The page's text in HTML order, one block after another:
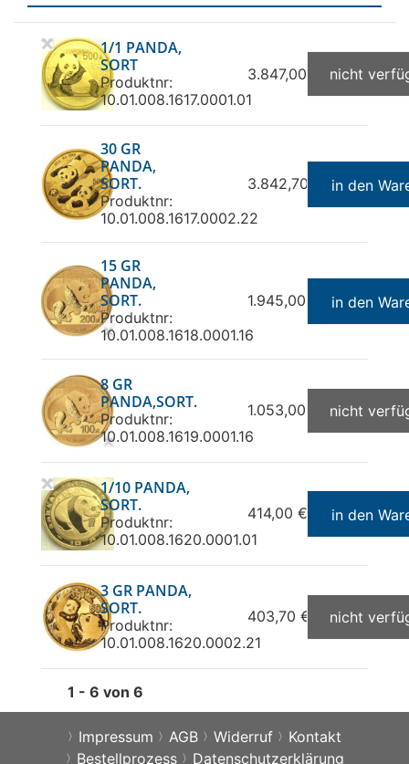
1/1 PANDA,
SORT
Produktnr:
10.01.008.1617.0001.01
3.847,00 € nicht
30 GR
PANDA,
SORT.
Produktnr:
10.01.008.1617.0002.22
3.842,70 € in den
15 GR
PANDA,
SORT.
Produktnr:
10.01.008.1618.0001.16
1.945,00 € in den
8 GR
PANDA,SORT.
Produktnr:
10.01.008.1619.0001.16
1.053,00 € nicht
1/10 PANDA,
SORT.
Produktnr:
10.01.008.1620.0001.01
414,00 € in den
3 GR PANDA,
SORT.
Produktnr:
10.01.008.1620.0002.21
403,70 € nicht
1 - 6 von 6
Impressum AGB Widerruf
Kontakt
Bestellprozess
Datenschutzerklärung